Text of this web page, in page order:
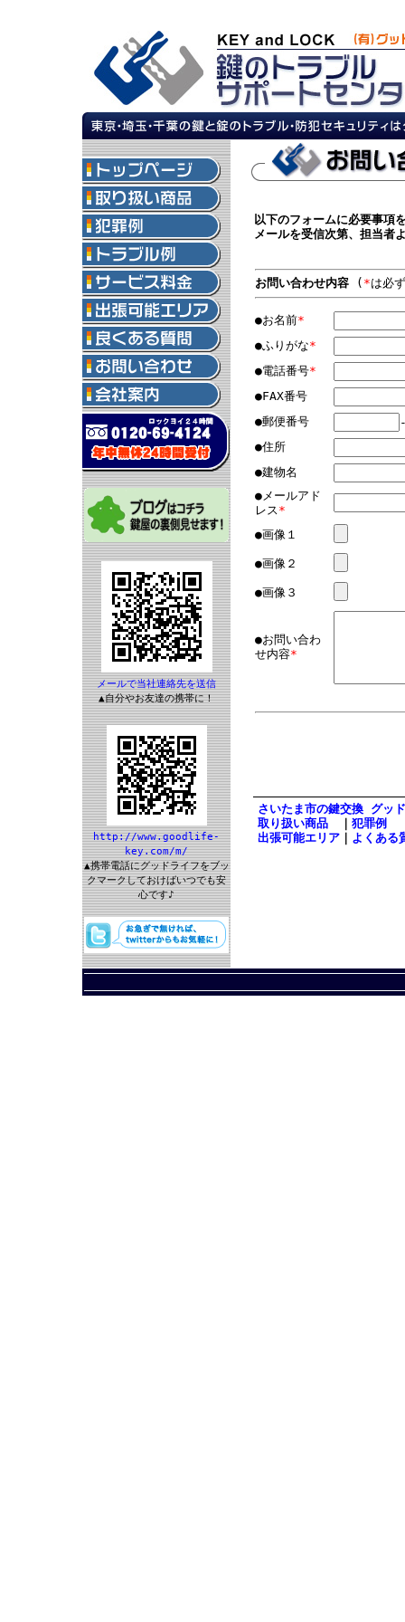
メールで当社連絡先を送信
▲自分やお友達の携帯に！
http://www.goodlife-
key.com/m/
▲携帯電話にグッドライフをブッ
クマークしておけばいつでも安
心です♪
以下のフォームに必要事項
メールを受信次第、担当者
お問い合わせ内容( *は必
●お名前*
●ふりがな*
●電話番号*
●FAX番号
●郵便番号
●住所
●建物名
●メールアド
レス*
●画像１
●画像２
●画像３
●お問い合わ
せ内容*
さいたま市の鍵交換 グッ
取り扱い商品｜ 犯罪例
出張可能エリア｜ よくある